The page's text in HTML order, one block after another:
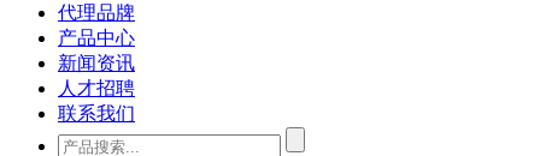
代理品牌
产品中心
新闻资讯
人才招聘
联系我们